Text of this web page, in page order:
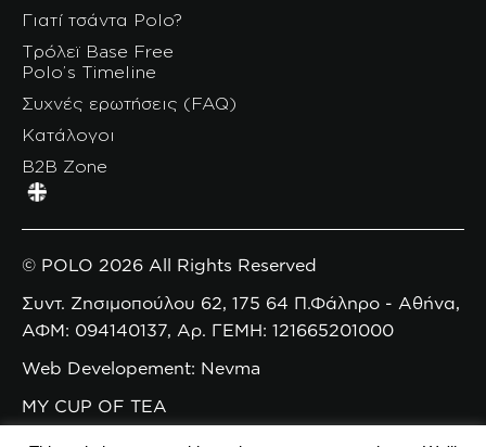
Γιατί τσάντα Polo?
Τρόλεϊ Base Free
Polo’s Timeline
Συχνές ερωτήσεις (FAQ)
Κατάλογοι
B2B Zone
© POLO 2026 All Rights Reserved
Συντ. Ζησιμοπούλου 62, 175 64 Π.Φάληρο - Αθήνα,
ΑΦΜ: 094140137, Αρ. ΓΕΜΗ: 121665201000
Web Developement: Nevma
MY CUP OF TEA